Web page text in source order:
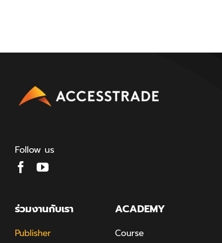
Follow us
ร่วมงานกับเรา
Publisher
ACADEMY
Course